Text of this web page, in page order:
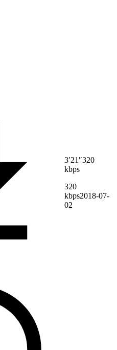
3′21″320
kbps
320
kbps2018-07-
02